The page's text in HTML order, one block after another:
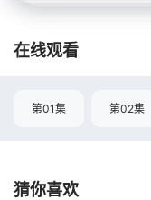
在线观看
第01集 第02集
猜你喜欢